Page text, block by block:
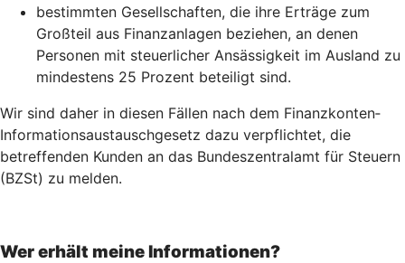
bestimmten Gesellschaften, die ihre Erträge zum
Großteil aus Finanzanlagen beziehen, an denen
Personen mit steuerlicher Ansässigkeit im Ausland zu
mindestens 25 Prozent beteiligt sind.
Wir sind daher in diesen Fällen nach dem Finanz­konten­
Informations­austausch­gesetz dazu verpflichtet, die
betreffenden Kunden an das Bundeszentralamt für Steuern
(BZSt) zu melden.
Wer erhält meine Informationen?